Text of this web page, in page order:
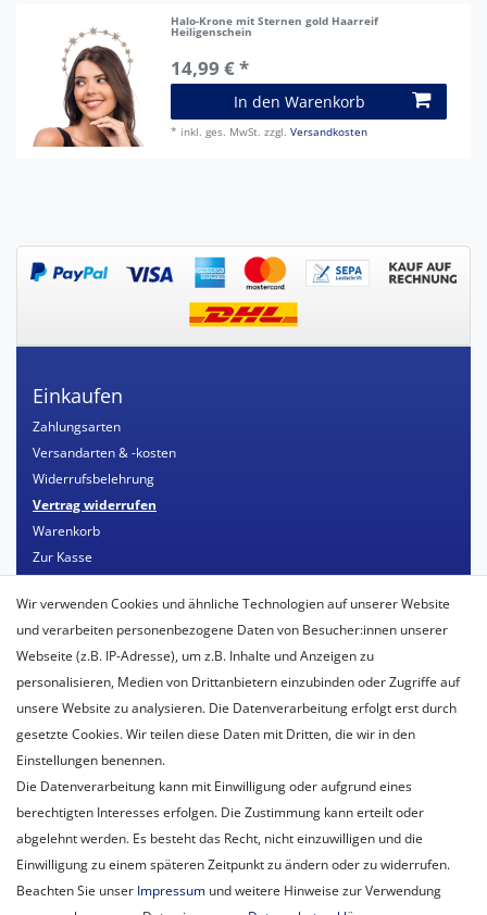
Halo-Krone mit Sternen gold Haarreif
Heiligenschein
14,99 € *
In den Warenkorb
* inkl. ges. MwSt. zzgl.Versandkosten
Einkaufen
Zahlungsarten
Versandarten & -kosten
Widerrufsbelehrung
Vertrag widerrufen
Warenkorb
Zur Kasse
Mein Konto
Registrieren
Login
Unternehmen
Unser Ballon-Lieferservice
Unsere Mitarbeiter
Datenschutzerklärung
AGB
Impressum
Wir verwenden Cookies und ähnliche Technologien auf unserer Website
und verarbeiten personenbezogene Daten von Besucher:innen unserer
Webseite (z.B. IP-Adresse), um z.B. Inhalte und Anzeigen zu
personalisieren, Medien von Drittanbietern einzubinden oder Zugriffe auf
unsere Website zu analysieren. Die Datenverarbeitung erfolgt erst durch
gesetzte Cookies. Wir teilen diese Daten mit Dritten, die wir in den
Einstellungen benennen.
Die Datenverarbeitung kann mit Einwilligung oder aufgrund eines
berechtigten Interesses erfolgen. Die Zustimmung kann erteilt oder
abgelehnt werden. Es besteht das Recht, nicht einzuwilligen und die
Einwilligung zu einem späteren Zeitpunkt zu ändern oder zu widerrufen.
Beachten Sie unser Impressum und weitere Hinweise zur Verwendung